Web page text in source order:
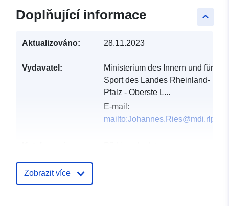
keyboard_arrow_up
Doplňující informace
Aktualizováno: 28.11.2023
Vydavatel:
Ministerium des Innern und für
Sport des Landes Rheinland-
Pfalz - Oberste L...
E-mail:
mailto:Johannes.Ries@mdi.rlp.de
Zobrazit více